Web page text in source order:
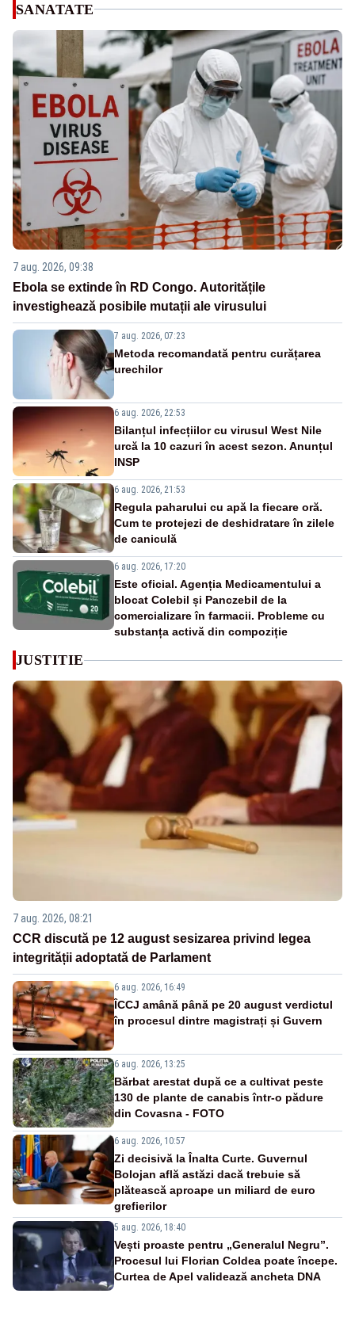
SANATATE
7 aug. 2026, 09:38
Ebola se extinde în RD Congo. Autoritățile
investighează posibile mutații ale virusului
7 aug. 2026, 07:23
Metoda recomandată pentru curățarea
urechilor
6 aug. 2026, 22:53
Bilanțul infecțiilor cu virusul West Nile
urcă la 10 cazuri în acest sezon. Anunțul
INSP
6 aug. 2026, 21:53
Regula paharului cu apă la fiecare oră.
Cum te protejezi de deshidratare în zilele
de caniculă
6 aug. 2026, 17:20
Este oficial. Agenția Medicamentului a
blocat Colebil și Panczebil de la
comercializare în farmacii. Probleme cu
substanța activă din compoziție
JUSTITIE
7 aug. 2026, 08:21
CCR discută pe 12 august sesizarea privind legea
integrității adoptată de Parlament
6 aug. 2026, 16:49
ÎCCJ amână până pe 20 august verdictul
în procesul dintre magistrați și Guvern
6 aug. 2026, 13:25
Bărbat arestat după ce a cultivat peste
130 de plante de canabis într-o pădure
din Covasna - FOTO
6 aug. 2026, 10:57
Zi decisivă la Înalta Curte. Guvernul
Bolojan află astăzi dacă trebuie să
plătească aproape un miliard de euro
grefierilor
5 aug. 2026, 18:40
Vești proaste pentru „Generalul Negru”.
Procesul lui Florian Coldea poate începe.
Curtea de Apel validează ancheta DNA